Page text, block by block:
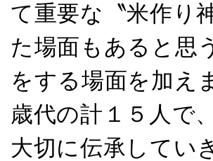
て重要な〝米作り
た場面もあると思
をする場面を加え
歳代の計１５人で
大切に伝承してい